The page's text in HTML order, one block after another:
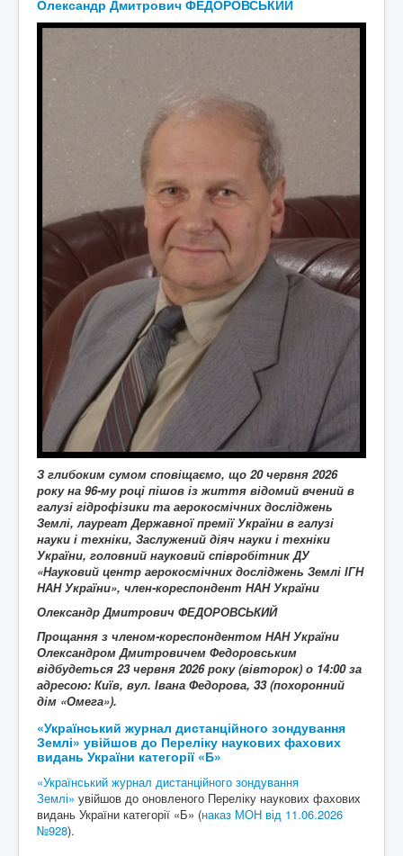
Олександр Дмитрович ФЕДОРОВСЬКИЙ
З глибоким сумом сповіщаємо, що 20червня 2026
року на 96-му році пішов із життя відомий вчений в
галузі гідрофізики та аерокосмічних досліджень
Землі, лауреат Державної премії України в галузі
науки і техніки, Заслужений діяч науки і техніки
України, головний науковий співробітник ДУ
«Науковий центр аерокосмічних досліджень Землі ІГН
НАН України», член-кореспондент НАН України
Олександр Дмитрович ФЕДОРОВСЬКИЙ
Прощання з членом-кореспондентом НАН України
Олександром Дмитровичем Федоровським
відбудеться 23 червня 2026 року (вівторок) о 14:00 за
адресою: Київ, вул. Івана Федорова, 33 (похоронний
дім «Омега»).
«Український журнал дистанційного зондування
Землі» увійшов до Переліку наукових фахових
видань України категорії «Б»
«Український журнал дистанційного зондування
Землі» увійшов до оновленого Переліку наукових фахових
видань України категорії «Б» (наказ МОН від 11.06.2026
№928).